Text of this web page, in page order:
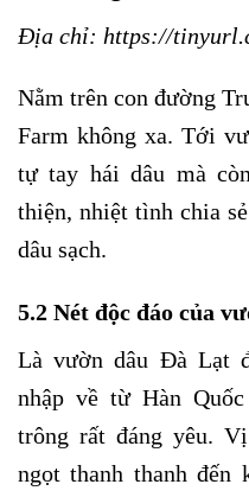
Địa chỉ: https://
Nằm trên con đường
Farm không xa. Tới
tự tay hái dâu mà
thiện, nhiệt tình chia
dâu sạch.
5.2 Nét độc đáo của
Là vườn dâu Đà Lạt
nhập về từ Hàn
trông rất đáng yêu.
ngọt thanh thanh